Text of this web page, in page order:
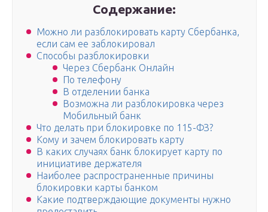
Содержание:
Можно ли разблокировать карту Сбербанка,
если сам ее заблокировал
Способы разблокировки
Через Сбербанк Онлайн
По телефону
В отделении банка
Возможна ли разблокировка через
Мобильный банк
Что делать при блокировке по 115-ФЗ?
Кому и зачем блокировать карту
В каких случаях банк блокирует карту по
инициативе держателя
Наиболее распространенные причины
блокировки карты банком
Какие подтверждающие документы нужно